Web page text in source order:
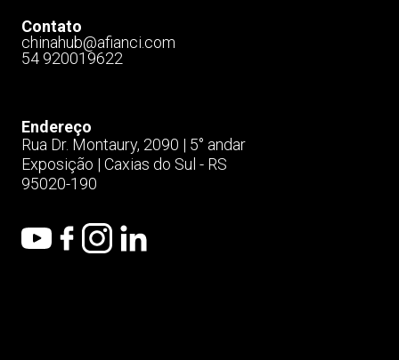
Contato
chinahub@afianci.com​
54 920019622
Endereço
Rua Dr. Montaury, 2090 | 5° andar
Exposição | Caxias do Sul - RS
95020-190​